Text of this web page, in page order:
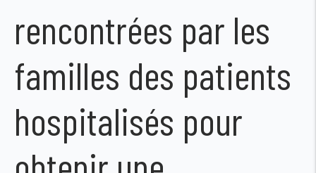
rencontrées par les
familles des patients
hospitalisés pour